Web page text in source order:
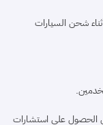
شحن السيارات
الحصول على استشارات